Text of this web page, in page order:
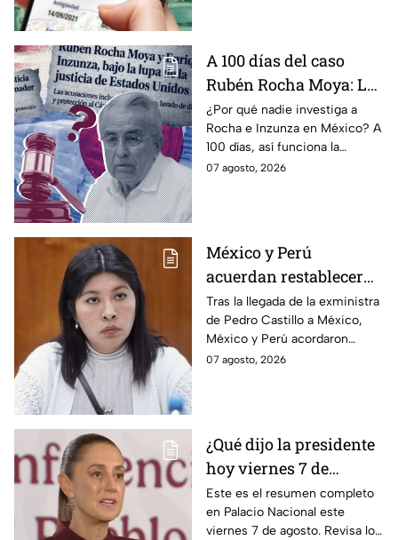
A 100 días del caso
Rubén Rocha Moya: La
estrategia de Morena
para blindar al
gobernador de Sinaloa
¿Por qué nadie investiga a
Rocha e Inzunza en México? A
100 días, así funciona la
estrategia de Morena para
07 agosto, 2026
México y Perú
acuerdan restablecer
relaciones
diplomáticas tras
llegada de Betssy
Chávez al país
Tras la llegada de la exministra
de Pedro Castillo a México,
México y Perú acordaron
reanudar relaciones desde
07 agosto, 2026
¿Qué dijo la presidente
hoy viernes 7 de
agosto? Resumen EN
VIVO
Este es el resumen completo
en Palacio Nacional este
viernes 7 de agosto. Revisa los